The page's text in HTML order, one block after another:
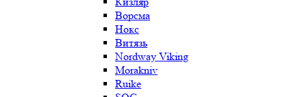
Ворсма
Нокс
Витязь
Nordway Viking
Morakniv
Ruike